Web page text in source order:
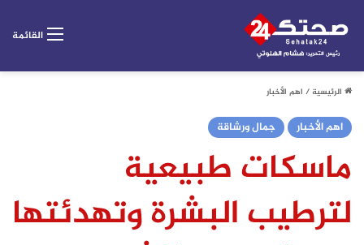
القائمة
الرئيسية/ اهم الأخبار
اهم الأخبار جمال ورشاقة
ماسكات طبيعية
لترطيب البشرة وتهدئتها